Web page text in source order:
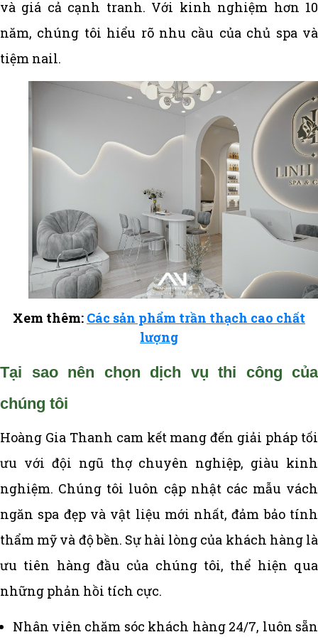
và giá cả cạnh tranh. Với kinh nghiệm hơn 10
năm, chúng tôi hiểu rõ nhu cầu của chủ spa và
tiệm nail.
Xem thêm: Các sản phẩm trần thạch cao chất
lượng
Tại sao nên chọn dịch vụ thi công của
chúng tôi
Hoàng Gia Thanh cam kết mang đến giải pháp tối
ưu với đội ngũ thợ chuyên nghiệp, giàu kinh
nghiệm. Chúng tôi luôn cập nhật các mẫu vách
ngăn spa đẹp và vật liệu mới nhất, đảm bảo tính
thẩm mỹ và độ bền. Sự hài lòng của khách hàng là
ưu tiên hàng đầu của chúng tôi, thể hiện qua
những phản hồi tích cực.
Nhân viên chăm sóc khách hàng 24/7, luôn sẵn